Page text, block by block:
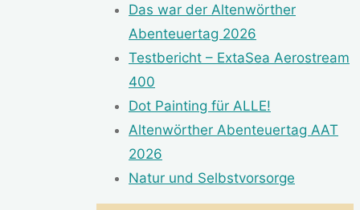
Das war der Altenwörther
Abenteuertag 2026
Testbericht – ExtaSea Aerostream
400
Dot Painting für ALLE!
Altenwörther Abenteuertag AAT
2026
Natur und Selbstvorsorge